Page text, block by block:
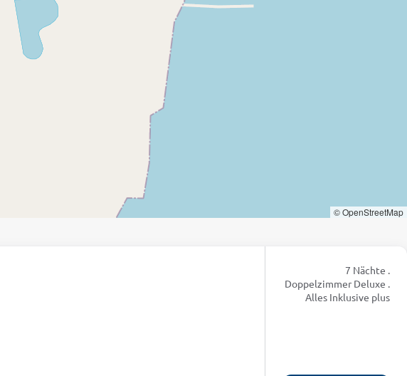
© OpenStreetMap
7 Nächte .
Doppelzimmer Deluxe .
Alles Inklusive plus